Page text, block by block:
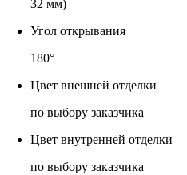
32 мм)
Угол открывания
180°
Цвет внешней отделки
по выбору заказчика
Цвет внутренней отделки
по выбору заказчика